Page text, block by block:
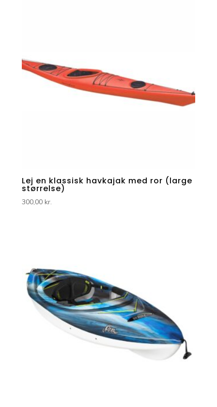
Lej en klassisk havkajak med ror (large
størrelse)
300,00 kr.